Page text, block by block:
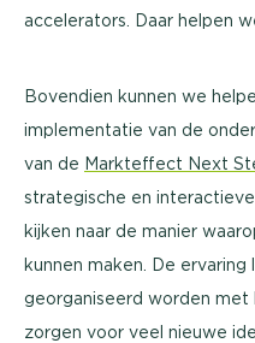
accelerators. Daar helpen
Bovendien kunnen we
implementatie van de
van de Markteffect Next
strategische en
kijken naar de manier
kunnen maken. De
georganiseerd worden
zorgen voor veel nieuwe